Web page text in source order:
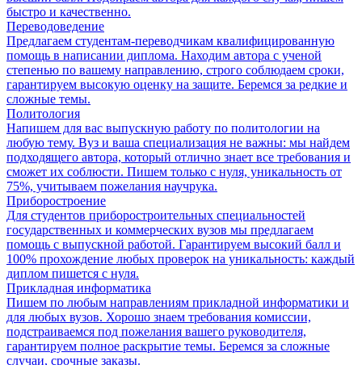
быстро и качественно.
Переводоведение
Предлагаем студентам-переводчикам квалифицированную
помощь в написании диплома. Находим автора с ученой
степенью по вашему направлению, строго соблюдаем сроки,
гарантируем высокую оценку на защите. Беремся за редкие и
сложные темы.
Политология
Напишем для вас выпускную работу по политологии на
любую тему. Вуз и ваша специализация не важны: мы найдем
подходящего автора, который отлично знает все требования и
сможет их соблюсти. Пишем только с нуля, уникальность от
75%, учитываем пожелания научрука.
Приборостроение
Для студентов приборостроительных специальностей
государственных и коммерческих вузов мы предлагаем
помощь с выпускной работой. Гарантируем высокий балл и
100% прохождение любых проверок на уникальность: каждый
диплом пишется с нуля.
Прикладная информатика
Пишем по любым направлениям прикладной информатики и
для любых вузов. Хорошо знаем требования комиссии,
подстраиваемся под пожелания вашего руководителя,
гарантируем полное раскрытие темы. Беремся за сложные
случаи, срочные заказы.